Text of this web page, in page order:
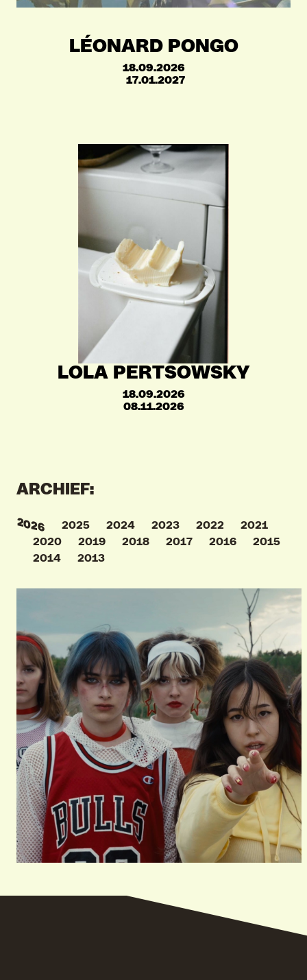
LÉONARD PONGO
18.09.2026
17.01.2027
LOLA PERTSOWSKY
18.09.2026
08.11.2026
ARCHIEF:
2026 2025 2024 2023 2022
2021
2020
2019 2018 2017 2016
2015
2014
2013